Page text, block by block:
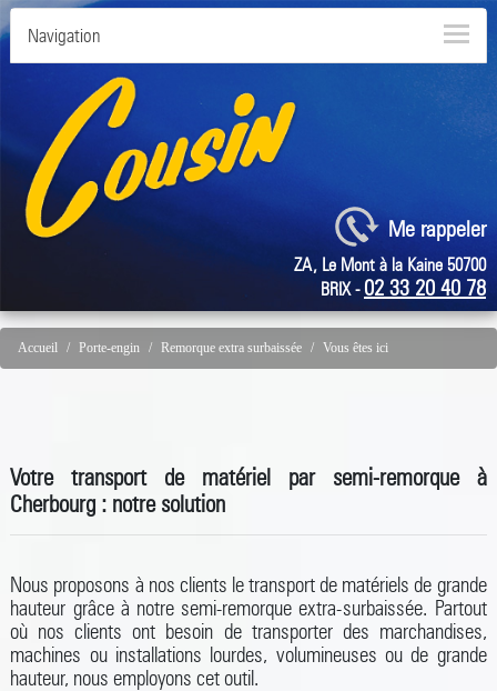
Navigation
Me rappeler
ZA, Le Mont à la Kaine 50700
BRIX - 02 33 20 40 78
Accueil Porte-engin Remorque extra surbaissée Vous êtes ici
Votre transport de matériel par semi-remorque à
Cherbourg : notre solution
Nous proposons à nos clients le transport de matériels de grande
hauteur grâce à notre semi-remorque extra-surbaissée. Partout
où nos clients ont besoin de transporter des marchandises,
machines ou installations lourdes, volumineuses ou de grande
hauteur, nous employons cet outil.